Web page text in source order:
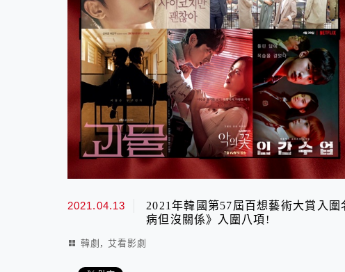
2021.04.13
2021年韓國第57屆百想藝術大賞入
病但沒關係》入圍八項!
韓劇 , 艾看影劇